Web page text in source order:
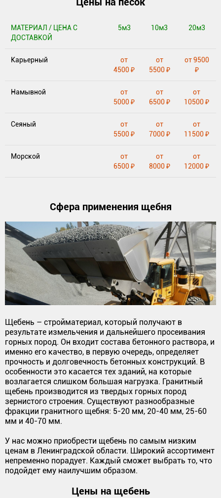
МАТЕРИАЛ / ЦЕНА С
ДОСТАВКОЙ
5м3 10м3 20м3
Карьерный
от
4500 ₽
от
5500 ₽
от 9500
₽
Намывной
от
5000 ₽
от
6500 ₽
от
10500 ₽
Сеяный
от
5500 ₽
от
7000 ₽
от
11500 ₽
Морской
от
6500 ₽
от
8000 ₽
от
12000 ₽
Сфера применения щебня
Щебень – стройматериал, который получают в
результате измельчения и дальнейшего просеивания
горных пород. Он входит состава бетонного раствора, и
именно его качество, в первую очередь, определяет
прочность и долговечность бетонных конструкций. В
особенности это касается тех зданий, на которые
возлагается слишком большая нагрузка. Гранитный
щебень производится из твердых горных пород
зернистого строения. Существуют разнообразные
фракции гранитного щебня: 5-20 мм, 20-40 мм, 25-60
мм и 40-70 мм.
У нас можно приобрести щебень по самым низким
ценам в Ленинградской области. Широкий ассортимент
непременно порадует. Каждый сможет выбрать то, что
подойдет ему наилучшим образом.
Цены на щебень